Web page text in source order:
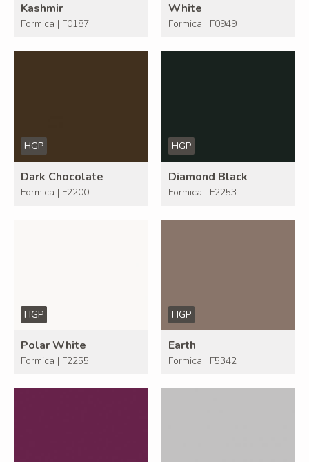
Kashmir
Formica | F0187
White
Formica | F0949
HGP
Dark Chocolate
Formica | F2200
HGP
Diamond Black
Formica | F2253
HGP
Polar White
Formica | F2255
HGP
Earth
Formica | F5342